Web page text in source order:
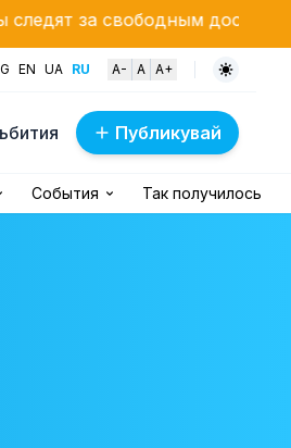
доступом к пляжам
EN UA RU A- A A+
Публикувай
События Так получилось